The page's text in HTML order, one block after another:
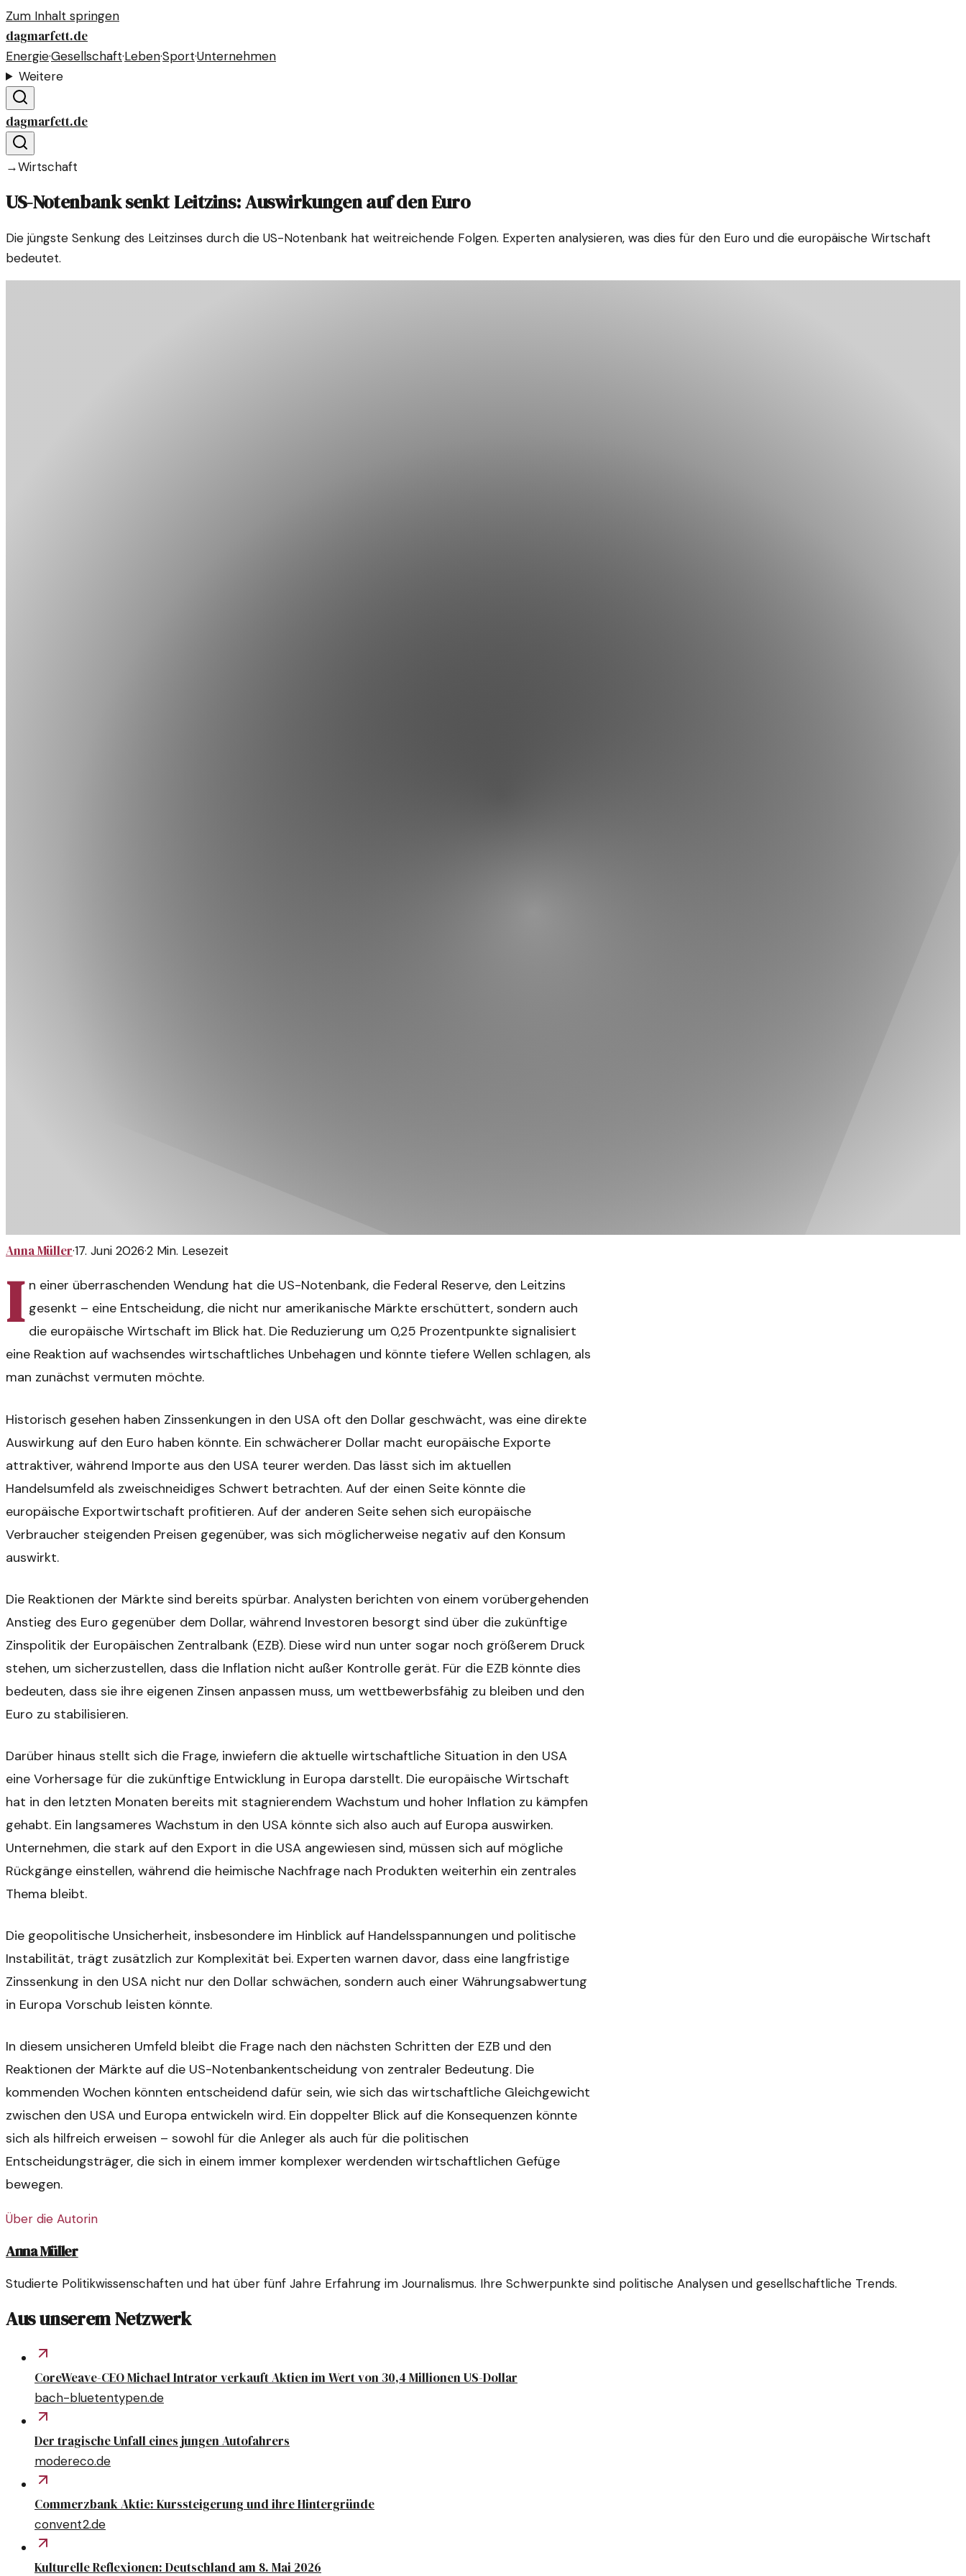
Zum Inhalt springen
dagmarfett.de
Energie·Gesellschaft·Leben·Sport·Unternehmen
Weitere
dagmarfett.de
→Wirtschaft
US-Notenbank senkt Leitzins: Auswirkungen auf den Euro
Die jüngste Senkung des Leitzinses durch die US-Notenbank hat weitreichende Folgen. Experten analysieren, was dies für den Euro und die europäische Wirtschaft
bedeutet.
Anna Müller·17. Juni 2026·2 Min. Lesezeit
I n einer überraschenden Wendung hat die US-Notenbank, die Federal Reserve, den Leitzins
gesenkt – eine Entscheidung, die nicht nur amerikanische Märkte erschüttert, sondern auch
die europäische Wirtschaft im Blick hat. Die Reduzierung um 0,25 Prozentpunkte signalisiert
eine Reaktion auf wachsendes wirtschaftliches Unbehagen und könnte tiefere Wellen schlagen, als
man zunächst vermuten möchte.
Historisch gesehen haben Zinssenkungen in den USA oft den Dollar geschwächt, was eine direkte
Auswirkung auf den Euro haben könnte. Ein schwächerer Dollar macht europäische Exporte
attraktiver, während Importe aus den USA teurer werden. Das lässt sich im aktuellen
Handelsumfeld als zweischneidiges Schwert betrachten. Auf der einen Seite könnte die
europäische Exportwirtschaft profitieren. Auf der anderen Seite sehen sich europäische
Verbraucher steigenden Preisen gegenüber, was sich möglicherweise negativ auf den Konsum
auswirkt.
Die Reaktionen der Märkte sind bereits spürbar. Analysten berichten von einem vorübergehenden
Anstieg des Euro gegenüber dem Dollar, während Investoren besorgt sind über die zukünftige
Zinspolitik der Europäischen Zentralbank (EZB). Diese wird nun unter sogar noch größerem Druck
stehen, um sicherzustellen, dass die Inflation nicht außer Kontrolle gerät. Für die EZB könnte dies
bedeuten, dass sie ihre eigenen Zinsen anpassen muss, um wettbewerbsfähig zu bleiben und den
Euro zu stabilisieren.
Darüber hinaus stellt sich die Frage, inwiefern die aktuelle wirtschaftliche Situation in den USA
eine Vorhersage für die zukünftige Entwicklung in Europa darstellt. Die europäische Wirtschaft
hat in den letzten Monaten bereits mit stagnierendem Wachstum und hoher Inflation zu kämpfen
gehabt. Ein langsameres Wachstum in den USA könnte sich also auch auf Europa auswirken.
Unternehmen, die stark auf den Export in die USA angewiesen sind, müssen sich auf mögliche
Rückgänge einstellen, während die heimische Nachfrage nach Produkten weiterhin ein zentrales
Thema bleibt.
Die geopolitische Unsicherheit, insbesondere im Hinblick auf Handelsspannungen und politische
Instabilität, trägt zusätzlich zur Komplexität bei. Experten warnen davor, dass eine langfristige
Zinssenkung in den USA nicht nur den Dollar schwächen, sondern auch einer Währungsabwertung
in Europa Vorschub leisten könnte.
In diesem unsicheren Umfeld bleibt die Frage nach den nächsten Schritten der EZB und den
Reaktionen der Märkte auf die US-Notenbankentscheidung von zentraler Bedeutung. Die
kommenden Wochen könnten entscheidend dafür sein, wie sich das wirtschaftliche Gleichgewicht
zwischen den USA und Europa entwickeln wird. Ein doppelter Blick auf die Konsequenzen könnte
sich als hilfreich erweisen – sowohl für die Anleger als auch für die politischen
Entscheidungsträger, die sich in einem immer komplexer werdenden wirtschaftlichen Gefüge
bewegen.
Über die Autorin
Anna Müller
Studierte Politikwissenschaften und hat über fünf Jahre Erfahrung im Journalismus. Ihre Schwerpunkte sind politische Analysen und gesellschaftliche Trends.
Aus unserem Netzwerk
CoreWeave-CEO Michael Intrator verkauft Aktien im Wert von 30,4 Millionen US-Dollar
bach-bluetentypen.de
Der tragische Unfall eines jungen Autofahrers
modereco.de
Commerzbank Aktie: Kurssteigerung und ihre Hintergründe
convent2.de
Kulturelle Reflexionen: Deutschland am 8. Mai 2026